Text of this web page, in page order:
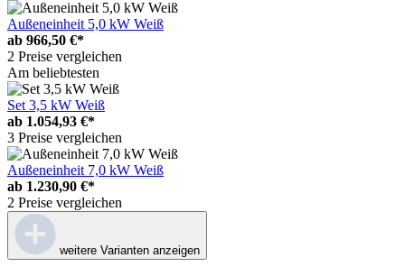
Außeneinheit 5,0 kW Weiß
ab 966,50 €*
2 Preise vergleichen
Am beliebtesten
Set 3,5 kW Weiß
ab 1.054,93 €*
3 Preise vergleichen
Außeneinheit 7,0 kW Weiß
ab 1.230,90 €*
2 Preise vergleichen
weitere Varianten anzeigen